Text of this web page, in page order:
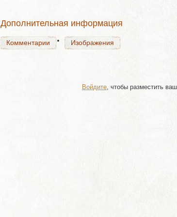
Дополнительная информация
Комментарии Изображения
Войдите , чтобы разместить